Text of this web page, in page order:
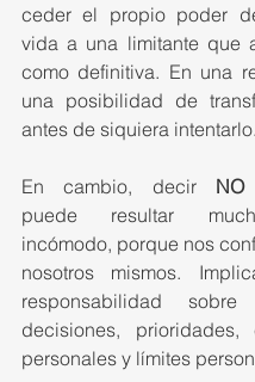
ceder el propio poder
vida a una limitante que
como definitiva. En una
una posibilidad de
antes de siquiera intentarlo.
En cambio, decir
puede resultar
incómodo, porque nos
nosotros mismos.
responsabilidad sobre
decisiones, prioridades,
personales y límites